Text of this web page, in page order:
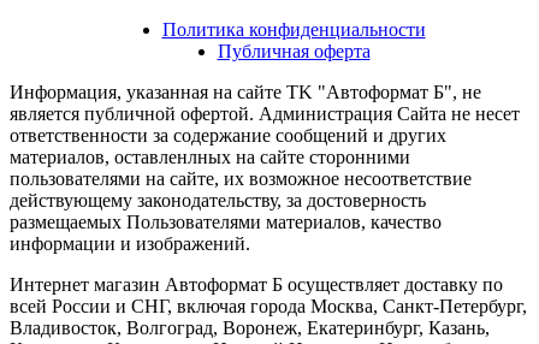
Политика конфиденциальности
Публичная оферта
Информация, указанная на сайте TK "Автоформат Б", не
является публичной офертой. Администрация Сайта не несет
ответственности за содержание сообщений и других
материалов, оставленлных на сайте сторонними
пользователями на сайте, их возможное несоответствие
действующему законодательству, за достоверность
размещаемых Пользователями материалов, качество
информации и изображений.
Интернет магазин Автоформат Б осуществляет доставку по
всей России и СНГ, включая города Москва, Санкт-Петербург,
Владивосток, Волгоград, Воронеж, Екатеринбург, Казань,